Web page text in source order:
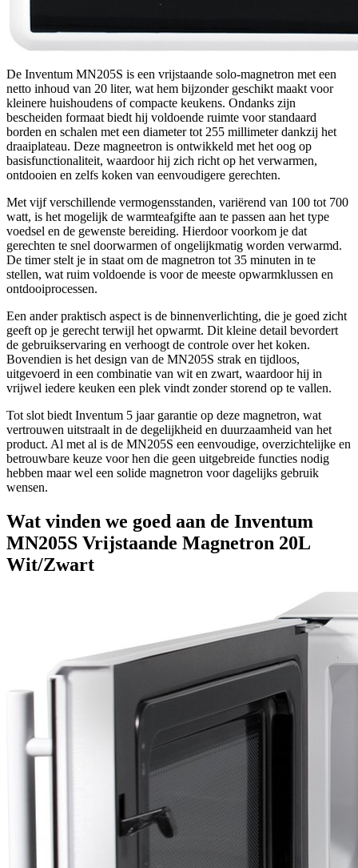
De Inventum MN205S is een vrijstaande solo-magnetron met een
netto inhoud van 20 liter, wat hem bijzonder geschikt maakt voor
kleinere huishoudens of compacte keukens. Ondanks zijn
bescheiden formaat biedt hij voldoende ruimte voor standaard
borden en schalen met een diameter tot 255 millimeter dankzij het
draaiplateau. Deze magneetron is ontwikkeld met het oog op
basisfunctionaliteit, waardoor hij zich richt op het verwarmen,
ontdooien en zelfs koken van eenvoudigere gerechten.
Met vijf verschillende vermogensstanden, variërend van 100 tot 700
watt, is het mogelijk de warmteafgifte aan te passen aan het type
voedsel en de gewenste bereiding. Hierdoor voorkom je dat
gerechten te snel doorwarmen of ongelijkmatig worden verwarmd.
De timer stelt je in staat om de magnetron tot 35 minuten in te
stellen, wat ruim voldoende is voor de meeste opwarmklussen en
ontdooiprocessen.
Een ander praktisch aspect is de binnenverlichting, die je goed zicht
geeft op je gerecht terwijl het opwarmt. Dit kleine detail bevordert
de gebruikservaring en verhoogt de controle over het koken.
Bovendien is het design van de MN205S strak en tijdloos,
uitgevoerd in een combinatie van wit en zwart, waardoor hij in
vrijwel iedere keuken een plek vindt zonder storend op te vallen.
Tot slot biedt Inventum 5 jaar garantie op deze magnetron, wat
vertrouwen uitstraalt in de degelijkheid en duurzaamheid van het
product. Al met al is de MN205S een eenvoudige, overzichtelijke en
betrouwbare keuze voor hen die geen uitgebreide functies nodig
hebben maar wel een solide magnetron voor dagelijks gebruik
wensen.
Wat vinden we goed aan de Inventum
MN205S Vrijstaande Magnetron 20L
Wit/Zwart